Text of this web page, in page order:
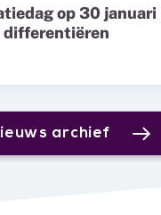
op 30 januari
differentiëren
archief